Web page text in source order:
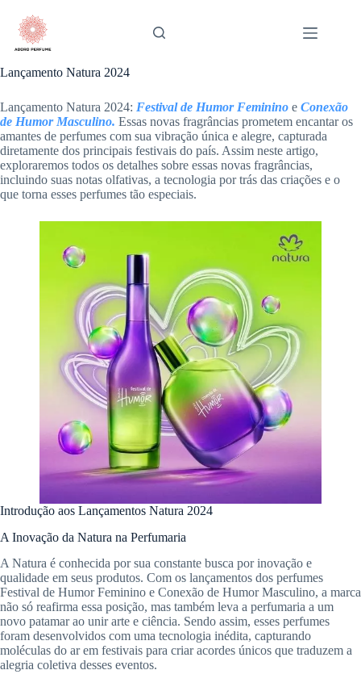
para
conteúdo
Lançamento Natura 2024
Lançamento Natura 2024: Festival de Humor Feminino e Conexão
de Humor Masculino. Essas novas fragrâncias prometem encantar os
amantes de perfumes com sua vibração única e alegre, capturada
diretamente dos principais festivais do país. Assim neste artigo,
exploraremos todos os detalhes sobre essas novas fragrâncias,
incluindo suas notas olfativas, a tecnologia por trás das criações e o
que torna esses perfumes tão especiais.
Introdução aos Lançamentos Natura 2024
A Inovação da Natura na Perfumaria
A Natura é conhecida por sua constante busca por inovação e
qualidade em seus produtos. Com os lançamentos dos perfumes
Festival de Humor Feminino e Conexão de Humor Masculino, a marca
não só reafirma essa posição, mas também leva a perfumaria a um
novo patamar ao unir arte e ciência. Sendo assim, esses perfumes
foram desenvolvidos com uma tecnologia inédita, capturando
moléculas do ar em festivais para criar acordes únicos que traduzem a
alegria coletiva desses eventos.